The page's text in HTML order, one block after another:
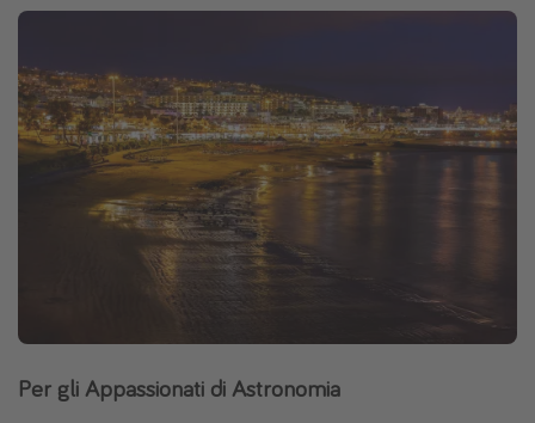
Per gli Appassionati di Astronomia